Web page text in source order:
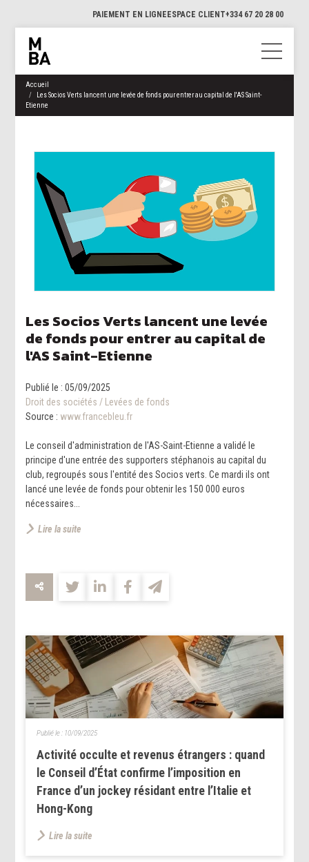
PAIEMENT EN LIGNEESPACE CLIENT+334 67 20 28 00
Accueil
Les Socios Verts lancent une levée de fonds pour entrer au capital de l'AS Saint-
Etienne
Les Socios Verts lancent une levée
de fonds pour entrer au capital de
l'AS Saint-Etienne
Publié le :05/09/2025
Droit des sociétés / Levées de fonds
Source : www.francebleu.fr
Le conseil d'administration de l'AS-Saint-Etienne a validé le
principe d'une entrée des supporters stéphanois au capital du
club, regroupés sous l'entité des Socios verts. Ce mardi ils ont
lancé une levée de fonds pour obtenir les 150 000 euros
nécessaires...
Lire la suite
Activité occulte et revenus étrangers : quand
le Conseil d’État confirme l’imposition en
France d’un jockey résidant entre l’Italie et
Hong-Kong
Publié le : 10/09/2025
Lire la suite